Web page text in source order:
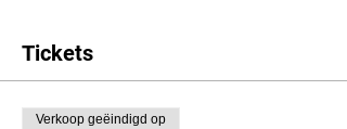
Tickets
Verkoop geëindigd op